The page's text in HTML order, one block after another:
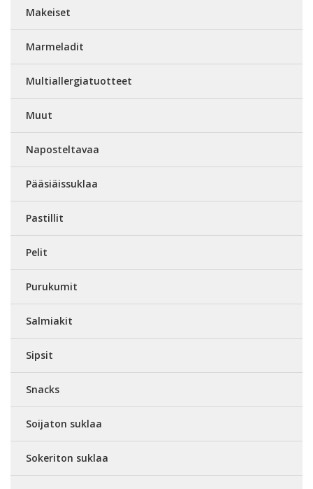
Makeiset
Marmeladit
Multiallergiatuotteet
Muut
Naposteltavaa
Pääsiäissuklaa
Pastillit
Pelit
Purukumit
Salmiakit
Sipsit
Snacks
Soijaton suklaa
Sokeriton suklaa